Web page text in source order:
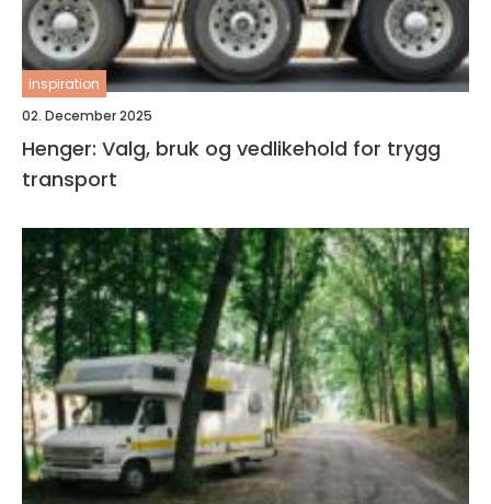
inspiration
02. December 2025
Henger: Valg, bruk og vedlikehold for trygg
transport